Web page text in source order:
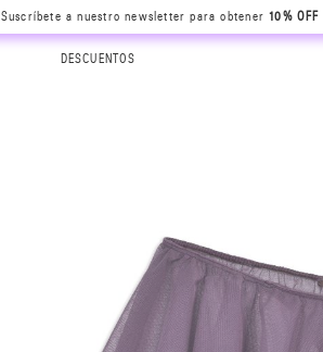
Suscríbete a nuestro newsletter para obtener10% OFF
DESCUENTOS